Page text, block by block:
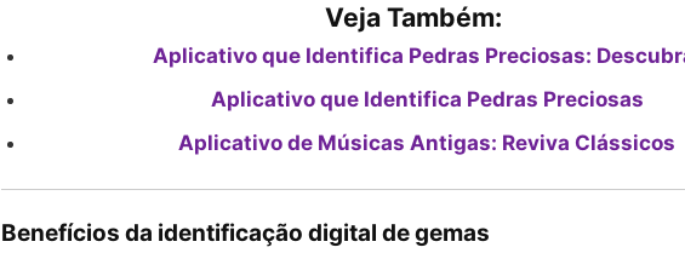
Veja Também:
Aplicativo que Identifica Pedras Preciosas:
Aplicativo que Identifica Pedras Preciosas
Aplicativo de Músicas Antigas: Reviva Clássicos
Benefícios da identificação digital de gemas